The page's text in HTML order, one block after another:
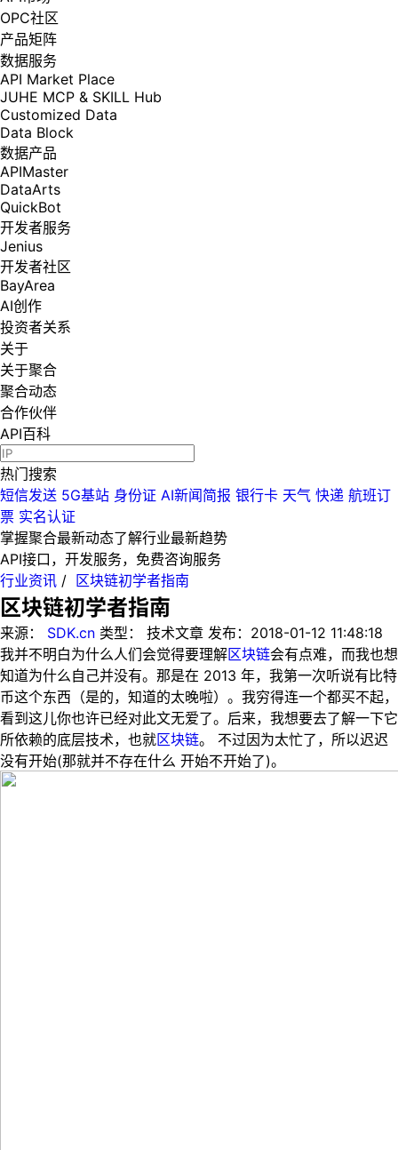
OPC社区
产品矩阵
数据服务
API Market Place
JUHE MCP & SKILL Hub
Customized Data
Data Block
数据产品
APIMaster
DataArts
QuickBot
开发者服务
Jenius
开发者社区
BayArea
AI创作
投资者关系
关于
关于聚合
聚合动态
合作伙伴
API百科
热门搜索
短信发送 5G基站 身份证 AI新闻简报 银行卡 天气 快递 航班订
票 实名认证
掌握聚合最新动态了解行业最新趋势
API接口，开发服务，免费咨询服务
行业资讯 / 区块链初学者指南
区块链初学者指南
来源： SDK.cn 类型： 技术文章 发布： 2018-01-12 11:48:18
我并不明白为什么人们会觉得要理解区块链会有点难，而我也想
知道为什么自己并没有。那是在 2013 年，我第一次听说有比特
币这个东西（是的，知道的太晚啦）。我穷得连一个都买不起，
看到这儿你也许已经对此文无爱了。后来，我想要去了解一下它
所依赖的底层技术，也就区块链。 不过因为太忙了，所以迟迟
没有开始(那就并不存在什么 开始不开始了)。